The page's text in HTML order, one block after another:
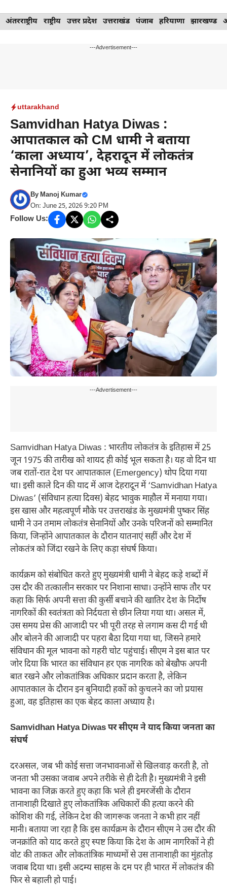
Skip
to
अंतरराष्ट्रीय राष्ट्रीय उत्तर प्रदेश उत्तराखंड पंजाब हरियाणा झारखण्ड
---Advertisement---
uttarakhand
Samvidhan Hatya Diwas :
आपातकाल को CM धामी ने बताया
‘काला अध्याय’, देहरादून में लोकतंत्र
सेनानियों का हुआ भव्य सम्मान
ByManoj Kumar
On: June 25, 2026 9:20 PM
Follow Us:
---Advertisement---
Samvidhan Hatya Diwas : भारतीय लोकतंत्र के इतिहास में 25
जून 1975 की तारीख को शायद ही कोई भूल सकता है। यह वो दिन था
जब रातों-रात देश पर आपातकाल (Emergency) थोप दिया गया
था। इसी काले दिन की याद में आज देहरादून में ‘Samvidhan Hatya
Diwas’ (संविधान हत्या दिवस) बेहद भावुक माहौल में मनाया गया।
इस खास और महत्वपूर्ण मौके पर उत्तराखंड के मुख्यमंत्री पुष्कर सिंह
धामी ने उन तमाम लोकतंत्र सेनानियों और उनके परिजनों को सम्मानित
किया, जिन्होंने आपातकाल के दौरान यातनाएं सहीं और देश में
लोकतंत्र को जिंदा रखने के लिए कड़ा संघर्ष किया।
कार्यक्रम को संबोधित करते हुए मुख्यमंत्री धामी ने बेहद कड़े शब्दों में
उस दौर की तत्कालीन सरकार पर निशाना साधा। उन्होंने साफ तौर पर
कहा कि सिर्फ अपनी सत्ता की कुर्सी बचाने की खातिर देश के निर्दोष
नागरिकों की स्वतंत्रता को निर्दयता से छीन लिया गया था। असल में,
उस समय प्रेस की आजादी पर भी पूरी तरह से लगाम कस दी गई थी
और बोलने की आजादी पर पहरा बैठा दिया गया था, जिसने हमारे
संविधान की मूल भावना को गहरी चोट पहुंचाई। सीएम ने इस बात पर
जोर दिया कि भारत का संविधान हर एक नागरिक को बेखौफ अपनी
बात रखने और लोकतांत्रिक अधिकार प्रदान करता है, लेकिन
आपातकाल के दौरान इन बुनियादी हकों को कुचलने का जो प्रयास
हुआ, वह इतिहास का एक बेहद काला अध्याय है।
Samvidhan Hatya Diwas पर सीएम ने याद किया जनता का
संघर्ष
दरअसल, जब भी कोई सत्ता जनभावनाओं से खिलवाड़ करती है, तो
जनता भी उसका जवाब अपने तरीके से ही देती है। मुख्यमंत्री ने इसी
भावना का जिक्र करते हुए कहा कि भले ही इमरजेंसी के दौरान
तानाशाही दिखाते हुए लोकतांत्रिक अधिकारों की हत्या करने की
कोशिश की गई, लेकिन देश की जागरूक जनता ने कभी हार नहीं
मानी। बताया जा रहा है कि इस कार्यक्रम के दौरान सीएम ने उस दौर की
जनक्रांति को याद करते हुए स्पष्ट किया कि देश के आम नागरिकों ने ही
वोट की ताकत और लोकतांत्रिक माध्यमों से उस तानाशाही का मुंहतोड़
जवाब दिया था। इसी अदम्य साहस के दम पर ही भारत में लोकतंत्र की
फिर से बहाली हो पाई।